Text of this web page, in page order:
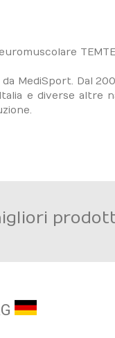
MediSport. Dal
e diverse altre